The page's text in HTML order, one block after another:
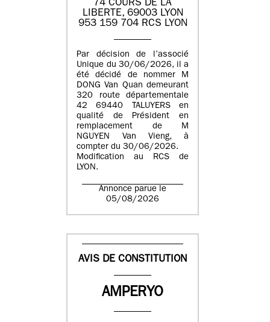
74 COURS DE LA
LIBERTE, 69003 LYON
953 159 704 RCS LYON
Par décision de l’associé
Unique du 30/06/2026, il a
été décidé de nommer M
DONG Van Quan demeurant
320 route départementale
42 69440 TALUYERS en
qualité de Président en
remplacement de M
NGUYEN Van Vieng, à
compter du 30/06/2026.
Modification au RCS de
LYON.
Annonce parue le
05/08/2026
AVIS DE CONSTITUTION
AMPERYO